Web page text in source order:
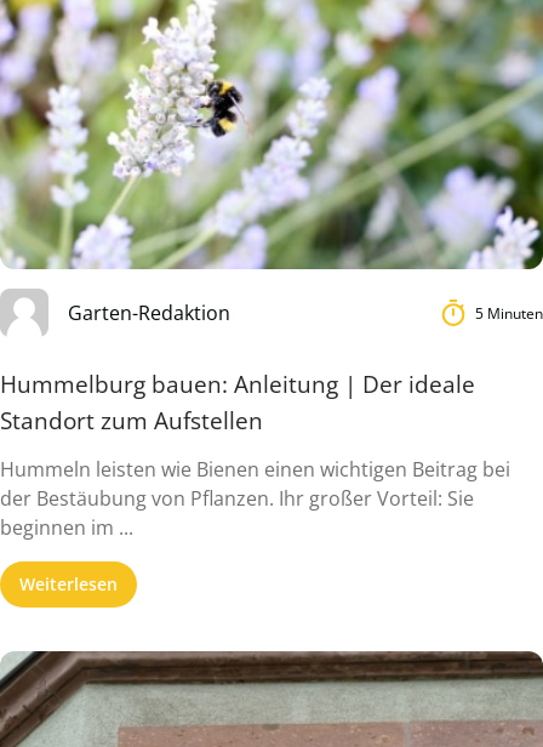
Garten-Redaktion 5 Minuten
Hummelburg bauen: Anleitung | Der ideale
Standort zum Aufstellen
Hummeln leisten wie Bienen einen wichtigen Beitrag bei
der Bestäubung von Pflanzen. Ihr großer Vorteil: Sie
beginnen im ...
Weiterlesen